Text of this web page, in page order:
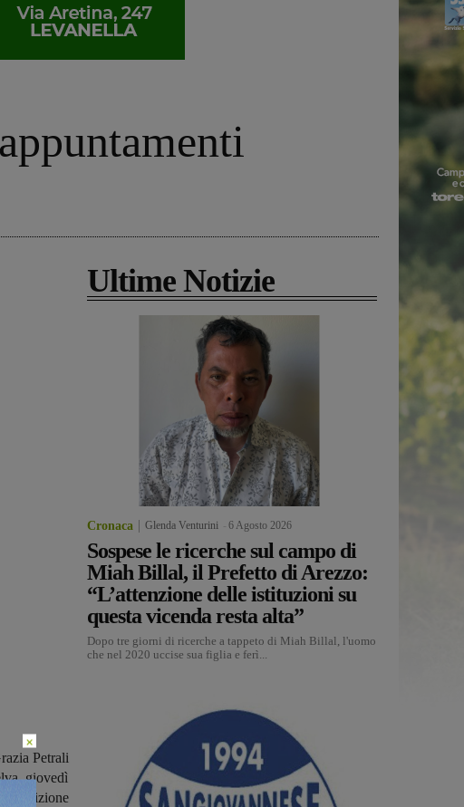
Petrali
giovedì
Ultime Notizie
Cronaca Glenda Venturini 6 Agosto 2026
Sospese le ricerche sul campo di
Miah Billal, il Prefetto di Arezzo:
“L’attenzione delle istituzioni su
questa vicenda resta alta”
Dopo tre giorni di ricerche a tappeto di Miah Billal, l'uomo
che nel 2020 uccise sua figlia e ferì...
×